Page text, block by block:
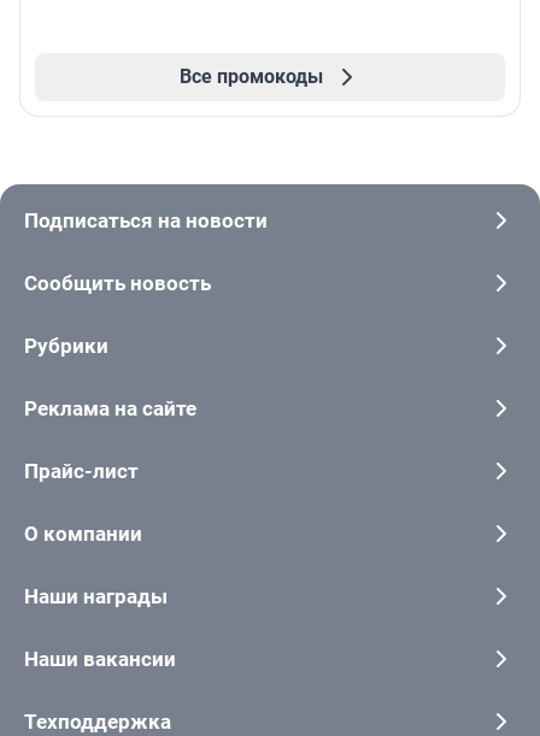
Все промокоды
Подписаться на новости
Сообщить новость
Рубрики
Реклама на сайте
Прайс-лист
О компании
Наши награды
Наши вакансии
Техподдержка